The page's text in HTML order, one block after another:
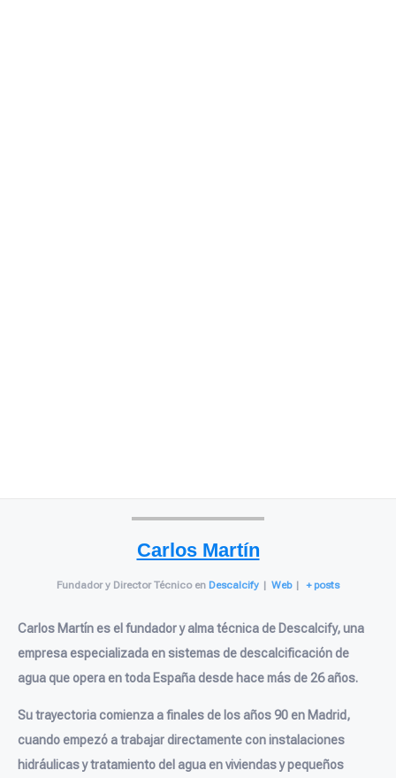
Carlos Martín
Fundador y Director Técnico en Descalcify | Web | + posts
Carlos Martín es el fundador y alma técnica de Descalcify, una
empresa especializada en sistemas de descalcificación de
agua que opera en toda España desde hace más de 26 años.
Su trayectoria comienza a finales de los años 90 en Madrid,
cuando empezó a trabajar directamente con instalaciones
hidráulicas y tratamiento del agua en viviendas y pequeños